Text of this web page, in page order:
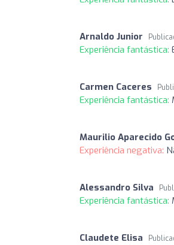
Arnaldo Junior
Experiência fantástica:
Carmen Caceres
Experiência fantástica:
Maurilio Aparecido
Experiência negativa:
Alessandro Silva
Experiência fantástica:
Claudete Elisa